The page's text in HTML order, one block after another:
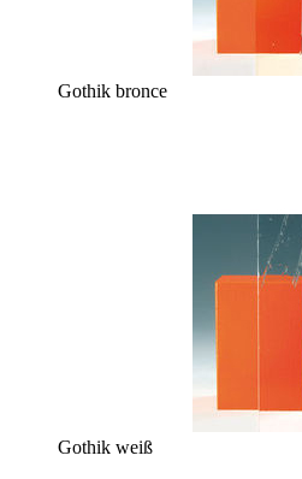
Gothik bronce
Gothik weiß